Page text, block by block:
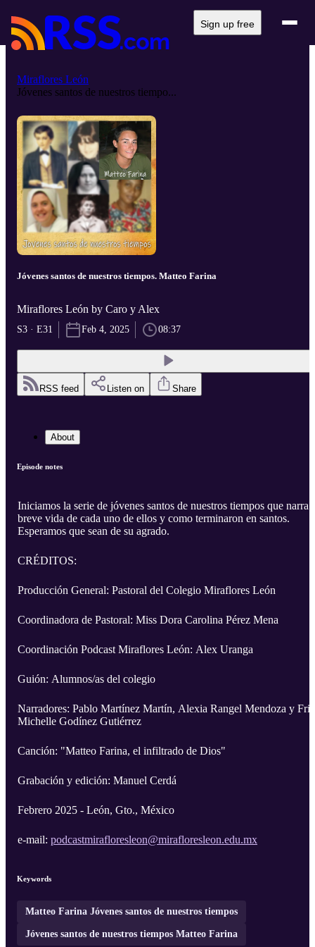
Sign up free
Miraflores León
Jóvenes santos de nuestros tiempo...
Jóvenes santos de nuestros tiempos. Matteo Farina
Miraflores León by Caro y Alex
S3 · E31 Feb 4, 2025 08:37
RSS feed Listen on Share
About
Episode notes
Iniciamos la serie de jóvenes santos de nuestros tiempos que narra
breve vida de cada uno de ellos y como terminaron en santos.
Esperamos que sean de su agrado.
CRÉDITOS:
Producción General: Pastoral del Colegio Miraflores León
Coordinadora de Pastoral: Miss Dora Carolina Pérez Mena
Coordinación Podcast Miraflores León: Alex Uranga
Guión: Alumnos/as del colegio
Narradores: Pablo Martínez Martín, Alexia Rangel Mendoza y
Michelle Godínez Gutiérrez
Canción: "Matteo Farina, el infiltrado de Dios"
Grabación y edición: Manuel Cerdá
Febrero 2025 - León, Gto., México
e-mail: podcastmirafloresleon@mirafloresleon.edu.mx
Keywords
Matteo Farina Jóvenes santos de nuestros tiempos
Jóvenes santos de nuestros tiempos Matteo Farina